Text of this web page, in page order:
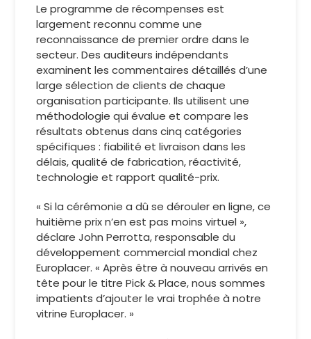
Le programme de récompenses est
largement reconnu comme une
reconnaissance de premier ordre dans le
secteur. Des auditeurs indépendants
examinent les commentaires détaillés d’une
large sélection de clients de chaque
organisation participante. Ils utilisent une
méthodologie qui évalue et compare les
résultats obtenus dans cinq catégories
spécifiques : fiabilité et livraison dans les
délais, qualité de fabrication, réactivité,
technologie et rapport qualité-prix.
« Si la cérémonie a dû se dérouler en ligne, ce
huitième prix n’en est pas moins virtuel »,
déclare John Perrotta, responsable du
développement commercial mondial chez
Europlacer. « Après être à nouveau arrivés en
tête pour le titre Pick & Place, nous sommes
impatients d’ajouter le vrai trophée à notre
vitrine Europlacer. »